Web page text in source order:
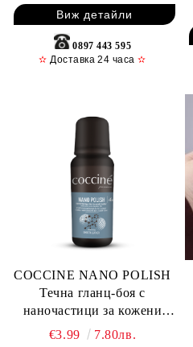
Виж детайли
0897 443 595
✫ Доставка 24 часа✫
COCCINE NANO POLISH
Течна гланц-боя с
наночастици за кожени
изделия, 75 ml
€3.99 7.80лв.